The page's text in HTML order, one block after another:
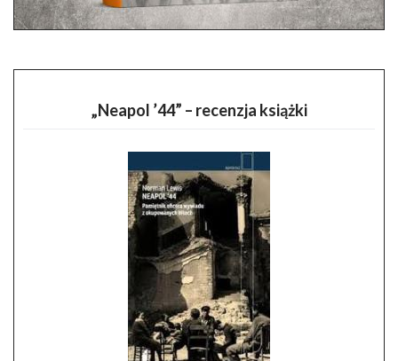
„Neapol ’44” – recenzja książki